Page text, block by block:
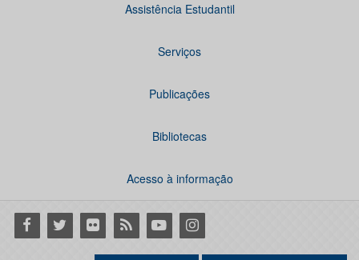
Assistência Estudantil
Serviços
Publicações
Bibliotecas
Acesso à informação
Facebook
Twitter Flickr RSS YoutubeInstagram